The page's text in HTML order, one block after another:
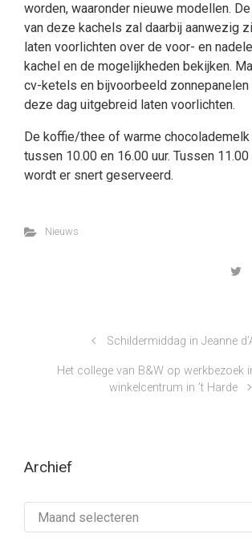
worden, waaronder nieuwe modellen.
van deze kachels zal daarbij aanwezig
laten voorlichten over de voor- en
kachel en de mogelijkheden bekijken.
cv-ketels en bijvoorbeeld zonnepanelen
deze dag uitgebreid laten voorlichten.
De koffie/thee of warme chocolademelk
tussen 10.00 en 16.00 uur. Tussen 11.00
wordt er snert geserveerd.
Nieuws
Schildermiddag in Jeanne
Het college van B&W op werkbezoek
winkelcentrum in ’t Harde
Archief